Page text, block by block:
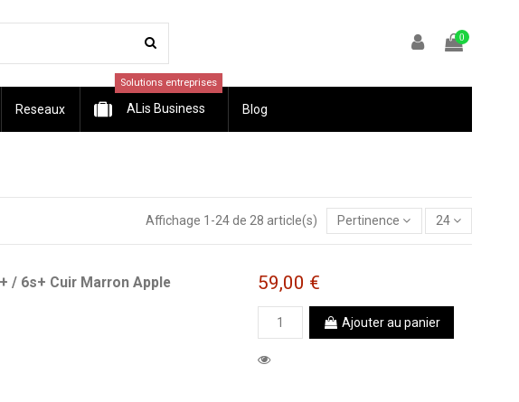
0
Reseaux ALis Business
Solutions entreprises
Blog
Affichage 1-24 de 28 article(s) Pertinence 24
/ 6s+ Cuir Marron Apple 59,00 €
Ajouter au panier